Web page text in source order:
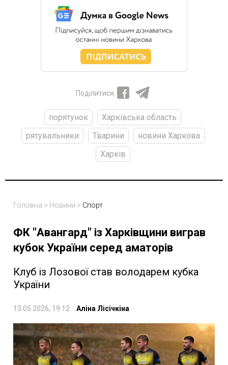
Поділитися
порятунок
Харківська область
рятувальники
Тварини
новини Харкова
Харків
Головна > Новини > Спорт
ФК "Авангард" із Харківщини виграв
кубок України серед аматорів
Клуб із Лозової став володарем кубка
України
13.05.2026, 19:12 Аліна Лісічкіна